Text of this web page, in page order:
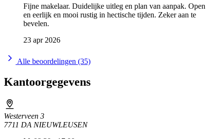
Fijne makelaar. Duidelijke uitleg en plan van aanpak. Open
en eerlijk en mooi rustig in hectische tijden. Zeker aan te
bevelen.
23 apr 2026
Alle beoordelingen (35)
Kantoorgegevens
Westerveen 3
7711 DA NIEUWLEUSEN